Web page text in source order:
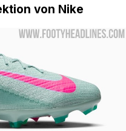
von Nike